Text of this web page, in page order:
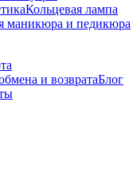
Кольцевая лампа
маникюра и педикюра
и возвратаБлог